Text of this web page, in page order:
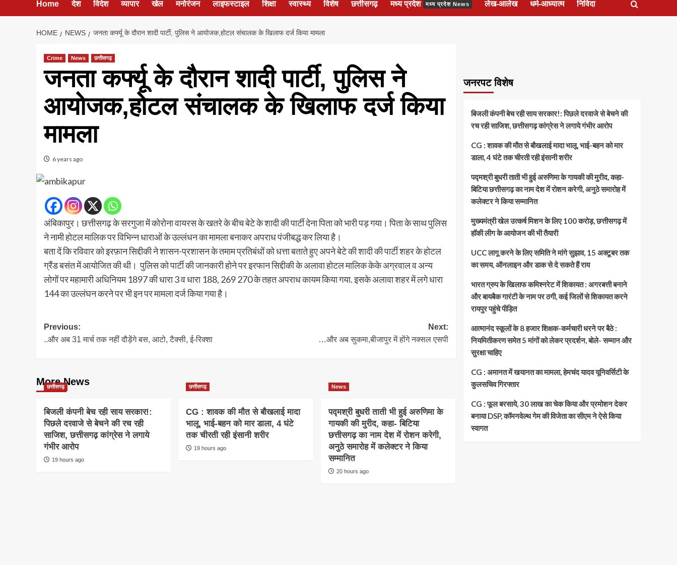
Home देश विदेश व्यापार खेल मनोरंजन लाइफस्टाइल शिक्षा स्वास्थ्य विशेष छत्तीसगढ़ मध्य प्रदेश मध्य प्रदेश News लेख-आलेख धर्म-आध्यात्म निविदा
HOME NEWS जनता कर्फ्यू के दौरान शादी पार्टी, पुलिस ने आयोजक,होटल संचालक के खिलाफ दर्ज किया मामला
Crime News छत्तीसगढ़
जनता कर्फ्यू के दौरान शादी पार्टी, पुलिस ने
आयोजक,होटल संचालक के खिलाफ दर्ज किया
मामला
6 years ago
अंबिकापुर। छत्तीसगढ़ के सरगुजा में कोरोना वायरस के खतरे के बीच बेटे के शादी की पार्टी देना पिता को भारी पड़ गया। पिता के साथ पुलिस
ने नामी होटल मालिक पर विभिन्न धाराओं के उल्लंधन का मामला बनाकर अपराध पंजीबद्ध कर लिया है।
बता दें कि रविवार को इरफ़ान सिद्दीकी ने शासन-प्रशासन के तमाम प्रतिबंधों को धत्ता बताते हुए अपने बेटे की शादी की पार्टी शहर के होटल
ग्रैंड बसंत में आयोजित की थी। पुलिस को पार्टी की जानकारी होने पर इरफान सिद्दीकी के अलावा होटल मालिक केके अग्रवाल व अन्य
लोगों पर महामारी अधिनियम 1897 की धारा 3 व धारा 188, 269 270 के तहत अपराध कायम किया गया. इसके अलावा शहर में लगे धारा
144 का उल्लंघन करने पर भी इन पर मामला दर्ज किया गया है।
Post
navigation
Previous:
..और अब 31 मार्च तक नहीं दौड़ेंगे बस, आटो, टैक्सी, ई-रिक्शा
Next:
…और अब सुकमा,बीजापुर में होंगे नक्सल एसपी
More News
छत्तीसगढ़
बिजली कंपनी बेच रही साय सरकार!:
पिछले दरवाजे से बेचने की रच रही
साजिश, छत्तीसगढ़ कांग्रेस ने लगाये
गंभीर आरोप
19 hours ago
छत्तीसगढ़
CG : शावक की मौत से बौखलाई मादा
भालू, भाई-बहन को मार डाला, 4 घंटे
तक चीरती रही इंसानी शरीर
19 hours ago
News
पद्मश्री बुधरी ताती भी हुई अरुणिमा के
गायकी की मुरीद, कहा- बिटिया
छत्तीसगढ़ का नाम देश में रोशन करेगी,
अनुठे समारोह में कलेक्टर ने किया
सम्मानित
20 hours ago
जनरपट विशेष
बिजली कंपनी बेच रही साय सरकार!: पिछले दरवाजे से बेचने की
रच रही साजिश, छत्तीसगढ़ कांग्रेस ने लगाये गंभीर आरोप
CG : शावक की मौत से बौखलाई मादा भालू, भाई-बहन को मार
डाला, 4 घंटे तक चीरती रही इंसानी शरीर
पद्मश्री बुधरी ताती भी हुई अरुणिमा के गायकी की मुरीद, कहा-
बिटिया छत्तीसगढ़ का नाम देश में रोशन करेगी, अनुठे समारोह में
कलेक्टर ने किया सम्मानित
मुख्यमंत्री खेल उत्कर्ष मिशन के लिए 100 करोड़, छत्तीसगढ़ में
हॉकी लीग के आयोजन की भी तैयारी
UCC लागू करने के लिए समिति ने मांगे सुझाव, 15 अक्टूबर तक
का समय, ऑनलाइन और डाक से दे सकते हैं राय
भारत ग्रुप के खिलाफ कमिश्नरेट में शिकायत : अगरबत्ती बनाने
और बायबैक गारंटी के नाम पर ठगी, कई जिलों से शिकायत करने
रायपुर पहुंचे पीड़ित
आत्मानंद स्कूलों के 8 हजार शिक्षक-कर्मचारी धरने पर बैठे :
नियमितीकरण समेत 5 मांगों को लेकर प्रदर्शन, बोले- सम्मान और
सुरक्षा चाहिए
CG : अमानत में खयानत का मामला, हेमचंद यादव यूनिवर्सिटी के
कुलसचिव गिरफ्तार
CG : फूल बरसाये, 30 लाख का चेक किया और प्रमोशन देकर
बनाया DSP, कॉमनवेल्थ गेम की विजेता का सीएम ने ऐसे किया
स्वागत